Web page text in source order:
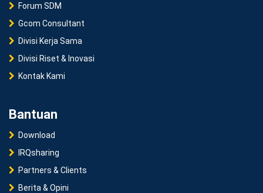
Forum SDM
Gcom Consultant
Divisi Kerja Sama
Divisi Riset & Inovasi
Kontak Kami
Bantuan
Download
IRQsharing
Partners & Clients
Berita & Opini